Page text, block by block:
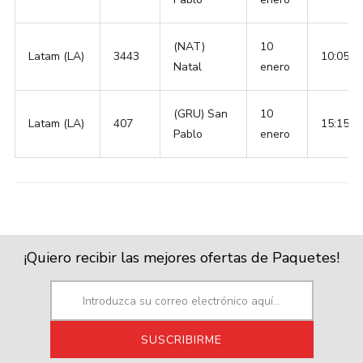
Latam (LA) 3443
(NAT)
Natal
10
enero
10:05
Latam (LA) 407
(GRU) San
Pablo
10
enero
15:15
¡Quiero recibir las mejores ofertas de Paquetes!